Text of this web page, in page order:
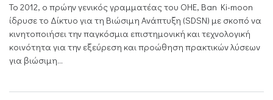
Το 2012, ο πρώην γενικός γραμματέας του ΟΗΕ, Ban Ki-moon
ίδρυσε το Δίκτυο για τη Βιώσιμη Ανάπτυξη (SDSN) με σκοπό να
κινητοποιήσει την παγκόσμια επιστημονική και τεχνολογική
κοινότητα για την εξεύρεση και προώθηση πρακτικών λύσεων
για βιώσιμη...